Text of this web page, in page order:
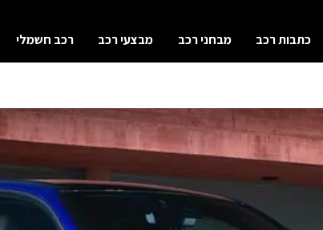
כתבות רכב מבחני רכב מבצעי רכב רכב חשמלי